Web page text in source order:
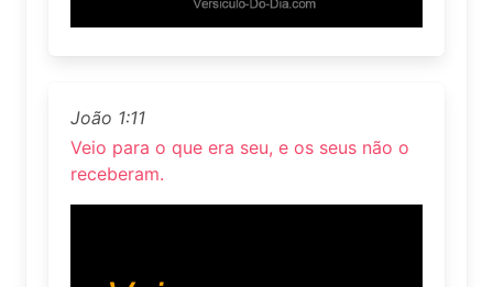
João 1:11
Veio para o que era seu, e os seus não o
receberam.